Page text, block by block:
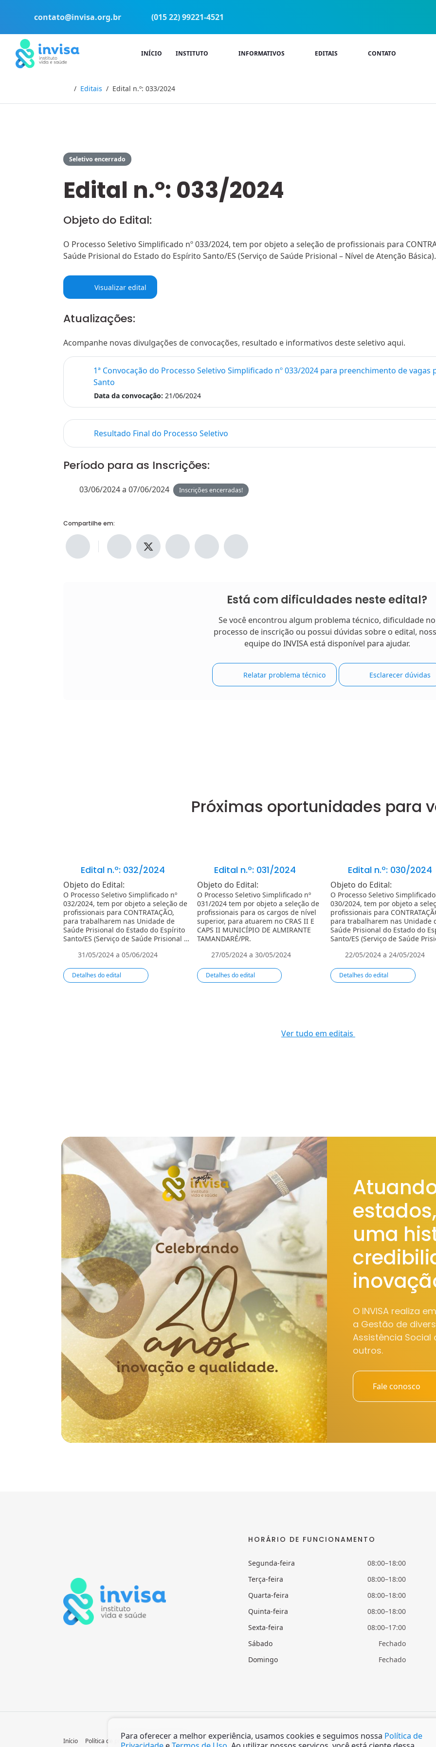
contato@invisa.org.br (015 22) 99221-4521
INÍCIO INSTITUTO INFORMATIVOS EDITAIS CONTATO
InícioEditais Edital n.º: 033/2024
Seletivo encerrado
Edital n.º: 033/2024
Objeto do Edital:
O Processo Seletivo Simplificado nº 033/2024, tem por objeto a seleção de profissionais para
Saúde Prisional do Estado do Espírito Santo/ES (Serviço de Saúde Prisional – Ní­vel de Atenção Básica).
Visualizar edital
Atualizações:
Acompanhe novas divulgações de convocações, resultado e informativos deste seletivo aqui.
1ª Convocação do Processo Seletivo Simplificado nº 033/2024 para preenchimento de
Santo
Data da convocação: 21/06/2024
Resultado Final do Processo Seletivo
Período para as Inscrições:
03/06/2024 a 07/06/2024 Inscrições encerradas!
Compartilhe em:
Está com dificuldades neste edital?
Se você encontrou algum problema técnico, dificuldade no
processo de inscrição ou possui dúvidas sobre o edital,
equipe do INVISA está disponível para ajudar.
Relatar problema técnico Esclarecer dúvidas
Próximas oportunidades para
Edital n.º: 032/2024
Objeto do Edital:
O Processo Seletivo Simplificado nº
032/2024, tem por objeto a seleção de
profissionais para CONTRATAÇÃO,
para trabalharem nas Unidade de
Saúde Prisional do Estado do Espírito
Santo/ES (Serviço de Saúde Prisional –
31/05/2024 a 05/06/2024
Detalhes do edital
Edital n.º: 031/2024
Objeto do Edital:
O Processo Seletivo Simplificado nº
031/2024 tem por objeto a seleção de
profissionais para os cargos de nível
superior, para atuarem no CRAS II E
CAPS II MUNICÍPIO DE ALMIRANTE
TAMANDARÉ/PR.
27/05/2024 a 30/05/2024
Detalhes do edital
Edital n.º: 030/2024
Objeto do Edital:
O Processo Seletivo
030/2024, tem por objeto a
profissionais para
para trabalharem nas Unidade
Saúde Prisional do Estado do
Santo/ES (Serviço de Saúde
22/05/2024 a 24/05/2024
Detalhes do edital
Ver tudo em editais
uma
O INVISA realiza
a Gestão de
Assistência Social
outros.
Fale conosco
HORÁRIO DE FUNCIONAMENTO
Segunda-feira
08:00–18:00
Terça-feira
08:00–18:00
Quarta-feira
08:00–18:00
Quinta-feira
08:00–18:00
Sexta-feira
08:00–17:00
Sábado
Fechado
Domingo
Fechado
Início Política de privacidade Termos de Uso
Para oferecer a melhor experiência, usamos cookies e seguimos nossa Política de